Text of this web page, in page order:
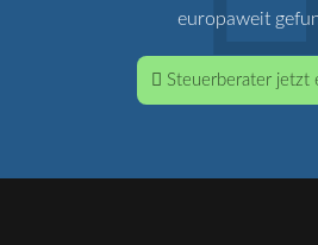
europaweit
Steuerberater jetzt